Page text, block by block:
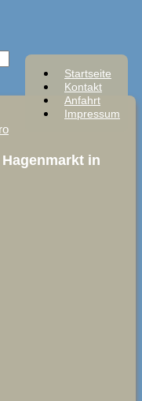
Startseite
Kontakt
Anfahrt
Impressum
in